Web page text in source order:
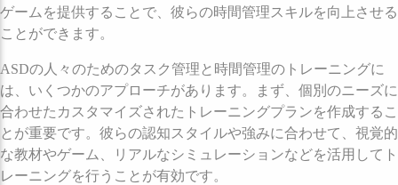
ゲームを提供することで、彼らの時間管理スキルを向上させる
ことができます。
ASDの人々のためのタスク管理と時間管理のトレーニングに
は、いくつかのアプローチがあります。まず、個別のニーズに
合わせたカスタマイズされたトレーニングプランを作成するこ
とが重要です。彼らの認知スタイルや強みに合わせて、視覚的
な教材やゲーム、リアルなシミュレーションなどを活用してト
レーニングを行うことが有効です。